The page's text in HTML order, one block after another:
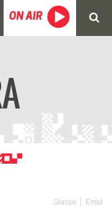
Stampa Email